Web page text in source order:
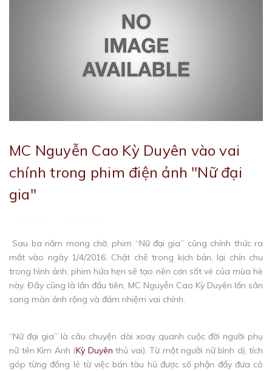
MC Nguyễn Cao Kỳ Duyên vào vai
chính trong phim điện ảnh "Nữ đại
gia"
Sau ba năm mong chờ, phim “Nữ đại gia” cũng chính thức ra
mắt vào ngày 1/4/2016. Chặt chẽ trong kịch bản, lại chỉn chu
trong hình ảnh, phim hứa hẹn sẽ tạo nên cơn sốt vé của mùa hè
này. Đây cũng là lần đầu tiên, MC Nguyễn Cao Kỳ Duyên lấn sân
sang màn ảnh rộng và đảm nhiệm vai chính.
“Nữ đại gia” là câu chuyện dài xoay quanh cuộc đời người phụ
nữ tên Kim Anh (Kỳ Duyên thủ vai). Từ một người nữ bình dị, tích
góp từng đồng lẻ từ việc bán tàu hũ được số phận đẩy đưa cô